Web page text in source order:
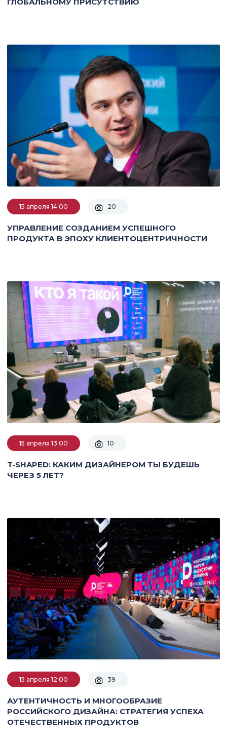
15 апреля 14:00 20
УПРАВЛЕНИЕ СОЗДАНИЕМ УСПЕШНОГО
ПРОДУКТА В ЭПОХУ КЛИЕНТОЦЕНТРИЧНОСТИ
15 апреля 13:00 10
T-SHAPED: КАКИМ ДИЗАЙНЕРОМ ТЫ БУДЕШЬ
ЧЕРЕЗ 5 ЛЕТ?
15 апреля 12:00 39
АУТЕНТИЧНОСТЬ И МНОГООБРАЗИЕ
РОССИЙСКОГО ДИЗАЙНА: СТРАТЕГИЯ УСПЕХА
ОТЕЧЕСТВЕННЫХ ПРОДУКТОВ